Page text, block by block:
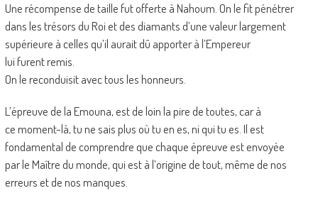
Une récompense de taille fut offerte à Nahoum. On le fit pénétrer
dans les trésors du Roi et des diamants d’une valeur largement
supérieure à celles qu’il aurait dû apporter à l’Empereur
lui furent remis.
On le reconduisit avec tous les honneurs.
L’épreuve de la Emouna, est de loin la pire de toutes, car à
ce moment-là, tu ne sais plus où tu en es, ni qui tu es. Il est
fondamental de comprendre que chaque épreuve est envoyée
par le Maître du monde, qui est à l’origine de tout, même de nos
erreurs et de nos manques.